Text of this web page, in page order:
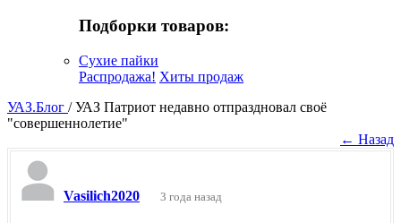
Подборки товаров:
Сухие пайки
Распродажа! Хиты продаж
УАЗ.Блог / УАЗ Патриот недавно отпраздновал своё
"совершеннолетие"
← Назад
Vasilich2020 3 года назад